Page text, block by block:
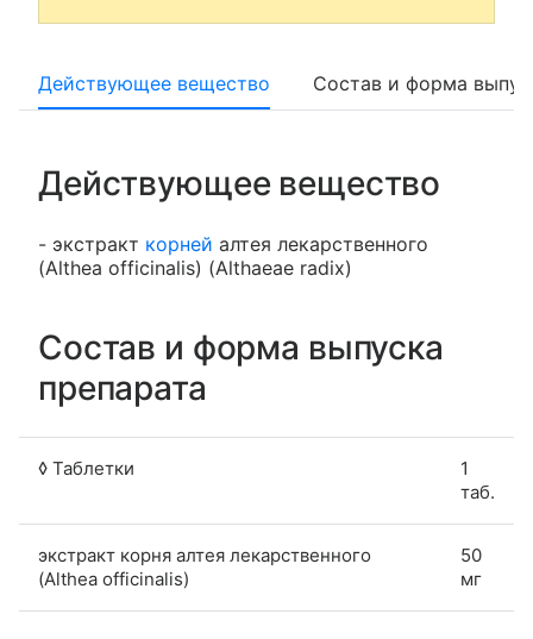
Действующее вещество Состав и форма
Действующее вещество
- экстракт корней алтея лекарственного
(Althea officinalis) (Althaeae radix)
Состав и форма выпуска
препарата
◊ Таблетки
1
таб.
экстракт корня алтея лекарственного
(Althea officinalis)
50
мг